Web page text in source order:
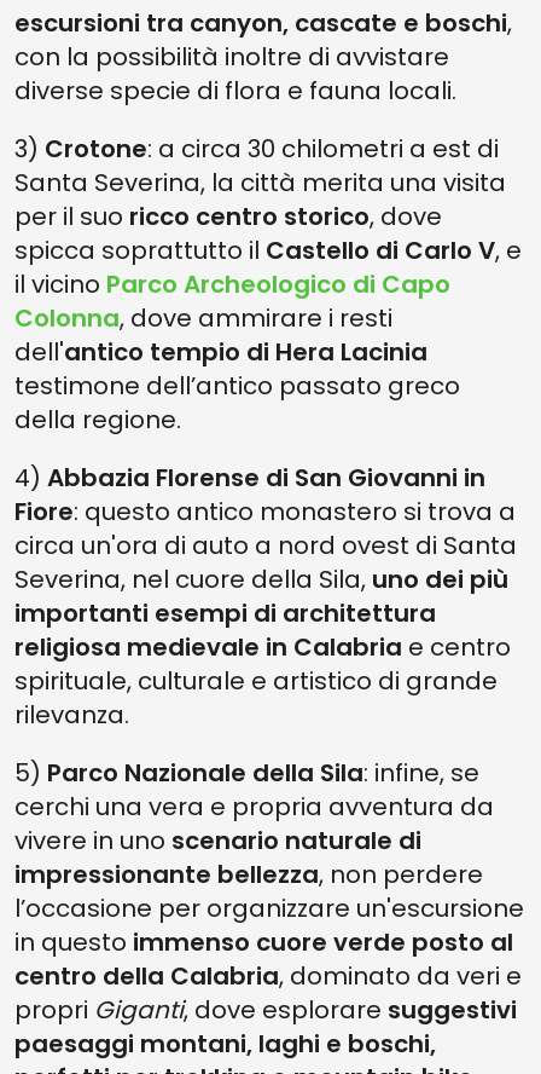
escursioni tra canyon, cascate e boschi,
con la possibilità inoltre di avvistare
diverse specie di flora e fauna locali.
3) Crotone: a circa 30 chilometri a est di
Santa Severina, la città merita una visita
per il suo ricco centro storico, dove
spicca soprattutto il Castello di Carlo V, e
il vicino Parco Archeologico di Capo
Colonna, dove ammirare i resti
dell'antico tempio di Hera Lacinia
testimone dell’antico passato greco
della regione.
4) Abbazia Florense di San Giovanni in
Fiore: questo antico monastero si trova a
circa un'ora di auto a nord ovest di Santa
Severina, nel cuore della Sila, uno dei più
importanti esempi di architettura
religiosa medievale in Calabria e centro
spirituale, culturale e artistico di grande
rilevanza.
5) Parco Nazionale della Sila: infine, se
cerchi una vera e propria avventura da
vivere in uno scenario naturale di
impressionante bellezza, non perdere
l’occasione per organizzare un'escursione
in questo immenso cuore verde posto al
centro della Calabria, dominato da veri e
propri Giganti, dove esplorare suggestivi
paesaggi montani, laghi e boschi,